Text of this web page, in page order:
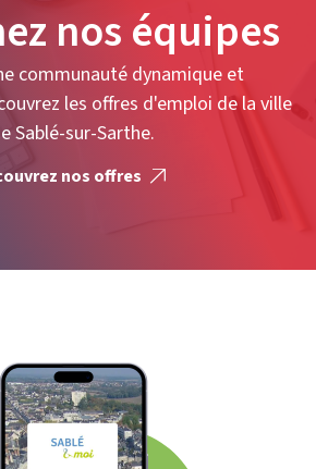
nos équipes
communauté dynamique et
les offres d'emploi de la ville
Sablé-sur-Sarthe.
nos offres